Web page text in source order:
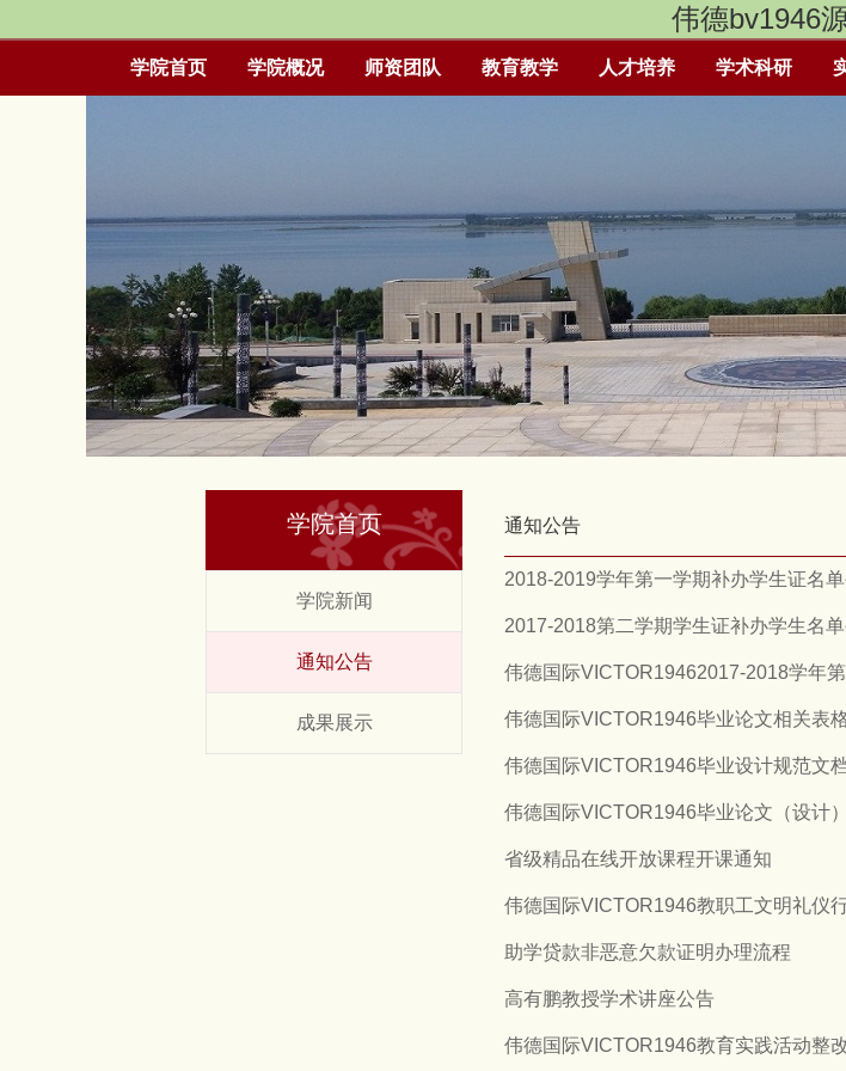
伟德bv1946
学院首页 学院概况 师资团队 教育教学 人才培养 学术科研
学院首页
学院新闻
通知公告
成果展示
通知公告
2018-2019学年第一学期补办学生证名
2017-2018第二学期学生证补办学生名
伟德国际VICTOR19462017-2018学年
伟德国际VICTOR1946毕业论文相关表
伟德国际VICTOR1946毕业设计规范文
伟德国际VICTOR1946毕业论文（设计
省级精品在线开放课程开课通知
伟德国际VICTOR1946教职工文明礼仪
助学贷款非恶意欠款证明办理流程
高有鹏教授学术讲座公告
伟德国际VICTOR1946教育实践活动整